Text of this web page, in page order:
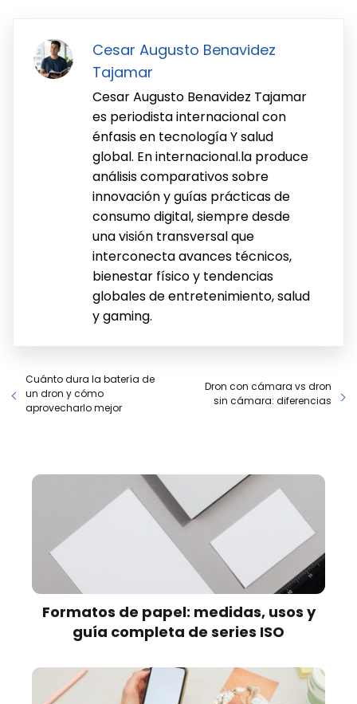
Cesar Augusto Benavidez
Tajamar
Cesar Augusto Benavidez Tajamar
es periodista internacional con
énfasis en tecnología Y salud
global. En internacional.la produce
análisis comparativos sobre
innovación y guías prácticas de
consumo digital, siempre desde
una visión transversal que
interconecta avances técnicos,
bienestar físico y tendencias
globales de entretenimiento, salud
y gaming.
Cuánto dura la batería de
un dron y cómo
aprovecharlo mejor
Dron con cámara vs dron
sin cámara: diferencias
Formatos de papel: medidas, usos y
guía completa de series ISO